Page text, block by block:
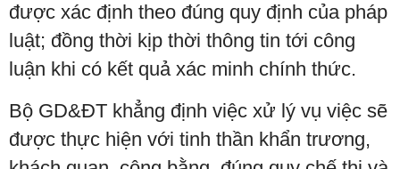
được xác định theo đúng quy định của pháp
luật; đồng thời kịp thời thông tin tới công
luận khi có kết quả xác minh chính thức.
Bộ GD&ĐT khẳng định việc xử lý vụ việc sẽ
được thực hiện với tinh thần khẩn trương,